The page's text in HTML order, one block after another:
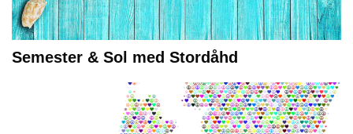
Semester & Sol med Stordåhd